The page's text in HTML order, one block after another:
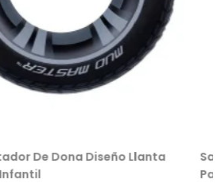
Dona Diseño Llanta
Pack 2 Pz